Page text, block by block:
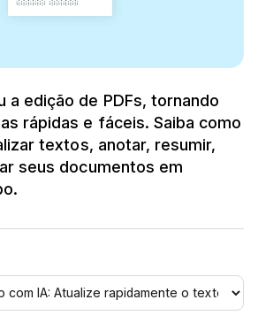
a edição de PDFs, tornando
rápidas e fáceis. Saiba como
textos, anotar, resumir,
seus documentos em